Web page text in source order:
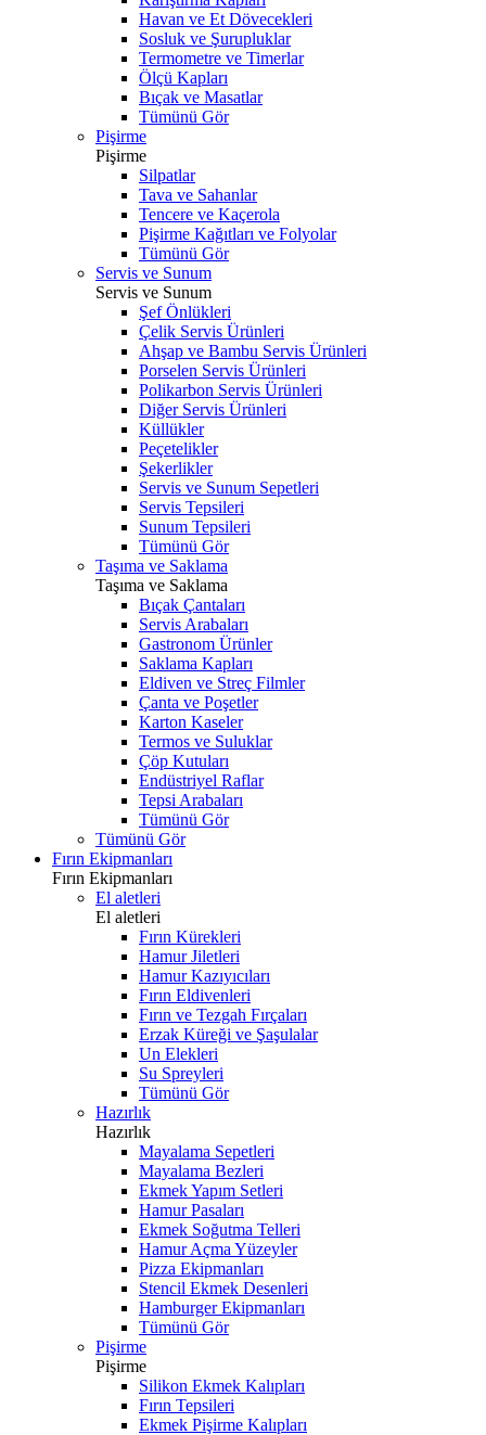
Havan ve Et Dövecekleri
Sosluk ve Şurupluklar
Termometre ve Timerlar
Ölçü Kapları
Bıçak ve Masatlar
Tümünü Gör
Pişirme
Pişirme
Silpatlar
Tava ve Sahanlar
Tencere ve Kaçerola
Pişirme Kağıtları ve Folyolar
Tümünü Gör
Servis ve Sunum
Servis ve Sunum
Şef Önlükleri
Çelik Servis Ürünleri
Ahşap ve Bambu Servis Ürünleri
Porselen Servis Ürünleri
Polikarbon Servis Ürünleri
Diğer Servis Ürünleri
Küllükler
Peçetelikler
Şekerlikler
Servis ve Sunum Sepetleri
Servis Tepsileri
Sunum Tepsileri
Tümünü Gör
Taşıma ve Saklama
Taşıma ve Saklama
Bıçak Çantaları
Servis Arabaları
Gastronom Ürünler
Saklama Kapları
Eldiven ve Streç Filmler
Çanta ve Poşetler
Karton Kaseler
Termos ve Suluklar
Çöp Kutuları
Endüstriyel Raflar
Tepsi Arabaları
Tümünü Gör
Tümünü Gör
Fırın Ekipmanları
Fırın Ekipmanları
El aletleri
El aletleri
Fırın Kürekleri
Hamur Jiletleri
Hamur Kazıyıcıları
Fırın Eldivenleri
Fırın ve Tezgah Fırçaları
Erzak Küreği ve Şaşulalar
Un Elekleri
Su Spreyleri
Tümünü Gör
Hazırlık
Hazırlık
Mayalama Sepetleri
Mayalama Bezleri
Ekmek Yapım Setleri
Hamur Pasaları
Ekmek Soğutma Telleri
Hamur Açma Yüzeyler
Pizza Ekipmanları
Stencil Ekmek Desenleri
Hamburger Ekipmanları
Tümünü Gör
Pişirme
Pişirme
Silikon Ekmek Kalıpları
Fırın Tepsileri
Ekmek Pişirme Kalıpları